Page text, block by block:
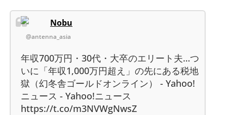
Nobu
@antenna_asia
年収700万円・30代・大卒のエリート夫…つ
いに「年収1,000万円超え」の先にある税地
獄（幻冬舎ゴールドオンライン） - Yahoo!
ニュース - Yahoo!ニュース
https://t.co/m3NVWgNwsZ